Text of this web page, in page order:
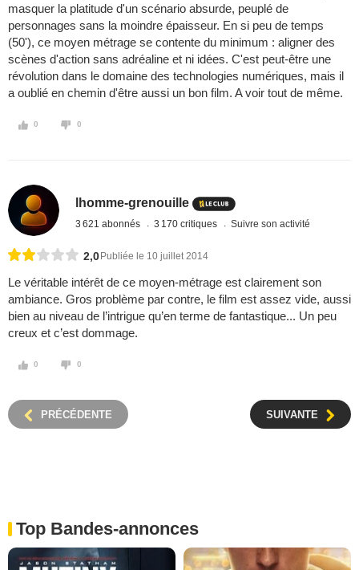
masquer la platitude d'un scénario absurde, peuplé de
personnages sans la moindre épaisseur. En si peu de temps
(50'), ce moyen métrage se contente du minimum : aligner des
scènes d'action sans adréaline et ni idées. C'est peut-être une
révolution dans le domaine des technologies numériques, mais il
a oublié en chemin d'être aussi un bon film. A voir tout de même.
0 0
lhomme-grenouille
3 621 abonnés 3 170 critiques Suivre son activité
2,0 Publiée le 10 juillet 2014
Le véritable intérêt de ce moyen-métrage est clairement son
ambiance. Gros problème par contre, le film est assez vide, aussi
bien au niveau de l’intrigue qu’en terme de fantastique... Un peu
creux et c’est dommage.
0 0
PRÉCÉDENTE SUIVANTE
Top Bandes-annonces